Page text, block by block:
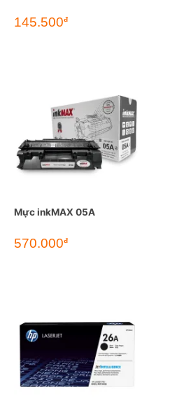
145.500đ
Mực inkMAX 05A
570.000đ